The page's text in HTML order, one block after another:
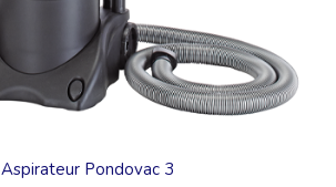
Aspirateur Pondovac 3